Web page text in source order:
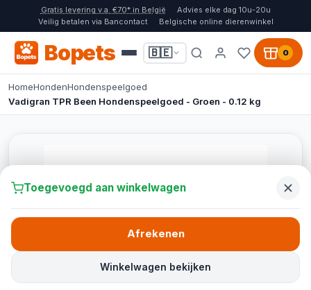
Gratis levering v.a. €70* in België
Advies elke dag 10u-20u
Veilig betalen via Bancontact
Belgische online dierenwinkel
Bopets 🇧🇪 0
HomeHondenHondenspeelgoed
Vadigran TPR Been Hondenspeelgoed - Groen - 0.12 kg
Toegevoegd aan winkelwagen
Winkelwagen bekijken
Afrekenen